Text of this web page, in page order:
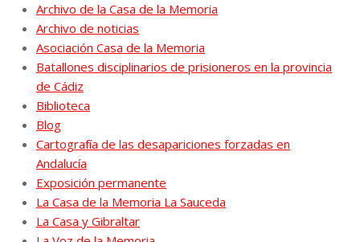
Archivo de la Casa de la Memoria
Archivo de noticias
Asociación Casa de la Memoria
Batallones disciplinarios de prisioneros en la provincia
de Cádiz
Biblioteca
Blog
Cartografía de las desapariciones forzadas en
Andalucía
Exposición permanente
La Casa de la Memoria La Sauceda
La Casa y Gibraltar